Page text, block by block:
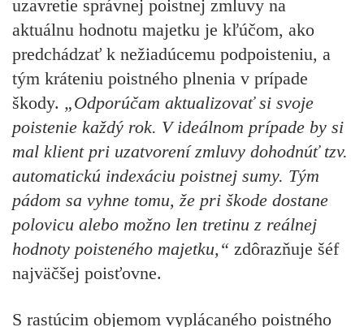
uzavretie správnej poistnej zmluvy na
aktuálnu hodnotu majetku je kľúčom, ako
predchádzať k nežiadúcemu podpoisteniu, a
tým kráteniu poistného plnenia v prípade
škody. „Odporúčam aktualizovať si svoje
poistenie každý rok. V ideálnom prípade by si
mal klient pri uzatvorení zmluvy dohodnúť tzv.
automatickú indexáciu poistnej sumy. Tým
pádom sa vyhne tomu, že pri škode dostane
polovicu alebo možno len tretinu z reálnej
hodnoty poisteného majetku,“ zdôrazňuje šéf
najväčšej poisťovne.
S rastúcim objemom vyplácaného poistného